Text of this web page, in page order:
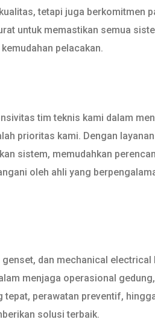
tetapi juga berkomitmen
untuk memastikan semua
pelacakan.
tim teknis kami dalam
prioritas kami. Dengan
sistem, memudahkan
oleh ahli yang
dan mechanical electrical
menjaga operasional
perawatan preventif,
solusi terbaik.